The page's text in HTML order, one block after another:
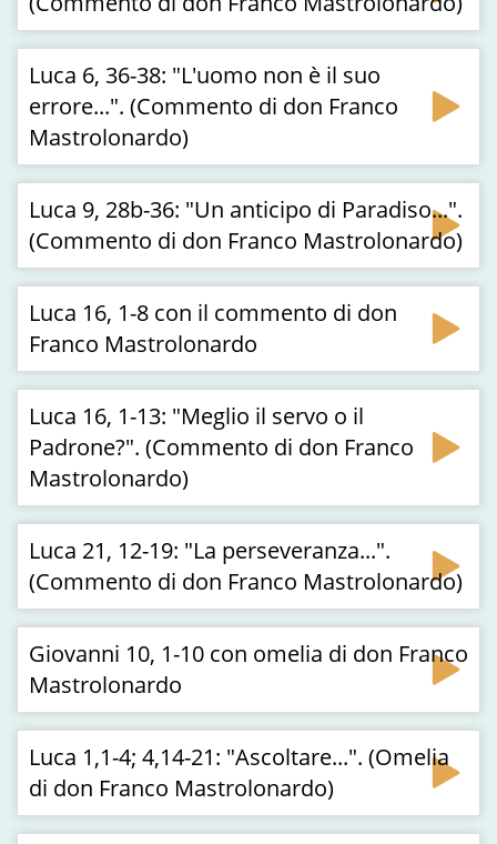
Luca 6, 36-38: "L'uomo non è il suo
errore...". (Commento di don Franco
Mastrolonardo)
Luca 9, 28b-36: "Un anticipo di Paradiso...".
(Commento di don Franco Mastrolonardo)
Luca 16, 1-8 con il commento di don
Franco Mastrolonardo
Luca 16, 1-13: "Meglio il servo o il
Padrone?". (Commento di don Franco
Mastrolonardo)
Luca 21, 12-19: "La perseveranza...".
(Commento di don Franco Mastrolonardo)
Giovanni 10, 1-10 con omelia di don Franco
Mastrolonardo
Luca 1,1-4; 4,14-21: "Ascoltare...". (Omelia
di don Franco Mastrolonardo)